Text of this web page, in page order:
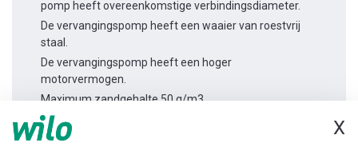
X
pomp heeft overeenkomstige verbindingsdiameter.
De vervangingspomp heeft een waaier van roestvrij
staal.
De vervangingspomp heeft een hoger
motorvermogen.
Maximum zandgehalte 50 g/m3.